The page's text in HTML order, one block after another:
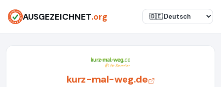
AUSGEZEICHNET.org
kurz-mal-weg.de